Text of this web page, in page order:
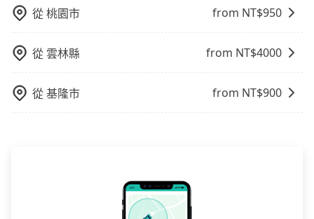
配戴口罩。tripool之所以能將價格壓在市價7~8折的主
因來自於自行研發的AI車輛調度演算法，能有效降低空
車率，也就是提高俗稱「回頭車」的比例。這不僅體現
在成本的控制，更是在傳統旺季（年假、端午、中秋、
用到不熟悉的司機或者轉單給其他車行的情況比同行更
從桃園市 from NT$950
從雲林縣 from NT$4000
從基隆市 from NT$900